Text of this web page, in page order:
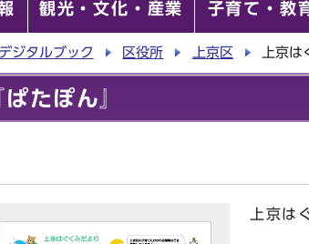
観光・文化・産業 子育て・教
ジタルブック 区役所 上京区 上京
たぽん』
上京は